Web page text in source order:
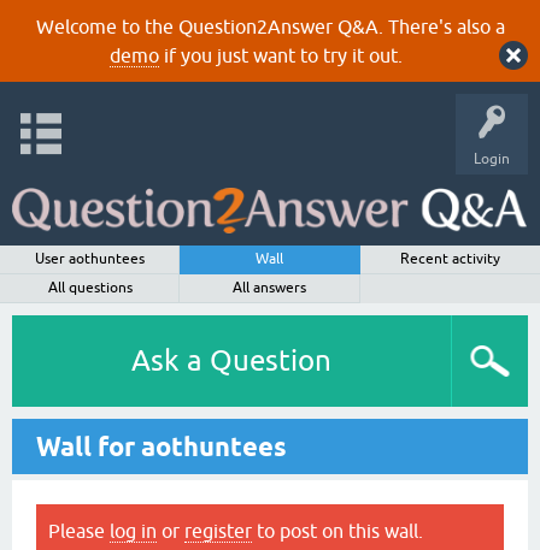
Welcome to the Question2Answer Q&A. There's also a
demoif you just want to try it out.
Login
User aothuntees Wall
Recent activity
All questions
All answers
Ask a Question
Wall for aothuntees
Please log in or register to post on this wall.